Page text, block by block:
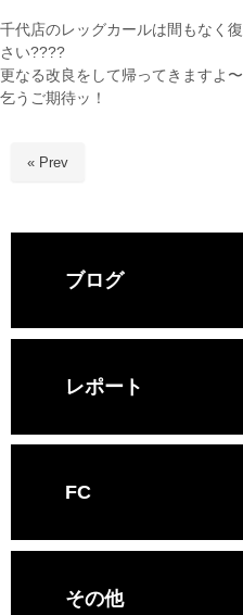
千代店のレッグカールは間もなく
さい????
更なる改良をして帰ってきますよ
乞うご期待ッ！
« Prev
ブログ
レポート
FC
その他